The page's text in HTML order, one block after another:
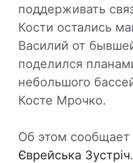
поддерживать
Кости остались
Василий от
поделился
небольшого
Косте Мрочко.
Об этом сообщает
Єврейська Зустріч.